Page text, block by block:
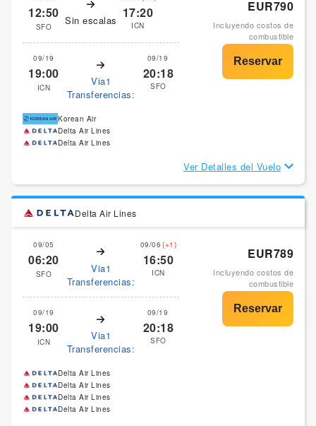
12:50
SFO Sin escalas 17:20
ICN
09/19
19:00
ICN
Via1
Transferencias:
09/19
20:18
SFO
EUR790
Incluyendo costos de
combustible
Korean Air
Delta Air Lines
Delta Air Lines
Ver Detalles del Vuelo
Delta Air Lines
09/05
06:20
SFO
Via1
Transferencias:
09/06 (+1)
16:50
ICN
09/19
19:00
ICN
Via1
Transferencias:
09/19
20:18
SFO
EUR789
Incluyendo costos de
combustible
Delta Air Lines
Delta Air Lines
Delta Air Lines
Delta Air Lines